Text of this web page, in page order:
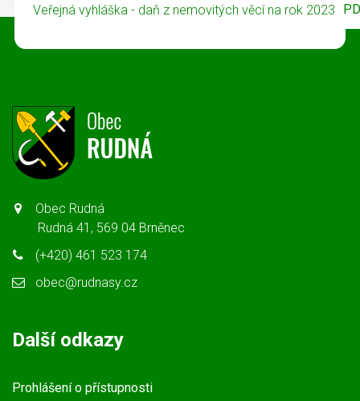
Veřejná vyhláška - daň z nemovitých věcí na rok 2023
Obec Rudná
Rudná 41, 569 04 Brněnec
(+420) 461 523 174
obec@rudnasy.cz
Další odkazy
Prohlášení o přístupnosti